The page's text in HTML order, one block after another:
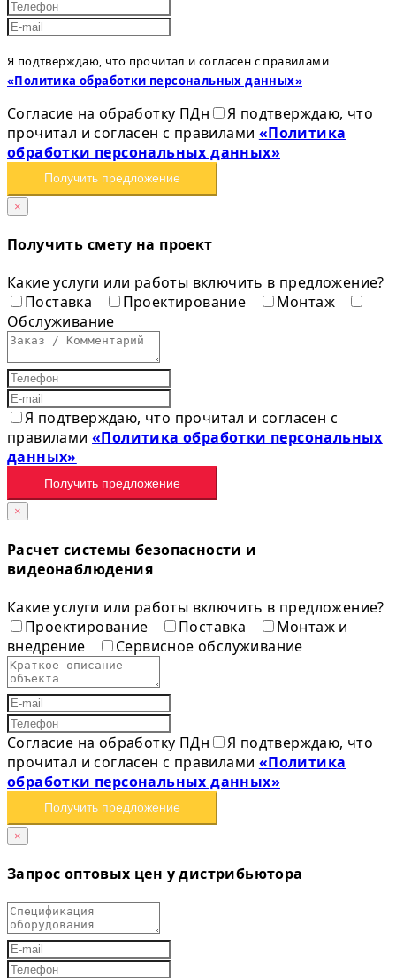
Я подтверждаю, что прочитал и согласен с правилами
«Политика обработки персональных данных»
Согласие на обработку ПДн
Я подтверждаю, что
прочитал и согласен с правилами «Политика
обработки персональных данных»
Получить предложение
×
Получить смету на проект
Какие услуги или работы включить в предложение?
Поставка
Проектирование
Монтаж
Обслуживание
Я подтверждаю, что прочитал и согласен с
правилами«Политика обработки персональных
данных»
Получить предложение
×
Расчет системы безопасности и
видеонаблюдения
Какие услуги или работы включить в предложение?
Проектирование
Поставка
Монтаж и
внедрение
Сервисное обслуживание
Согласие на обработку ПДн
Я подтверждаю, что
прочитал и согласен с правилами «Политика
обработки персональных данных»
Получить предложение
×
Запрос оптовых цен у дистрибьютора